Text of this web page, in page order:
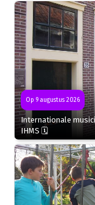
Op 9 augustus 2026
Internationale
IHMS 🗓